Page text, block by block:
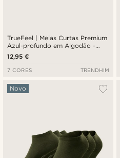
TrueFeel | Meias Curtas Premium
Azul-profundo em Algodão -
Lote de 3
12,95 €
7 CORES TRENDHIM
Novo